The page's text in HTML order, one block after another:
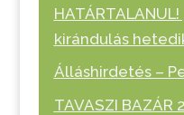
kirándulás
Álláshirdetés –
TAVASZI BAZÁR